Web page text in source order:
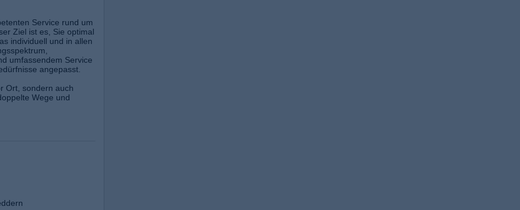
Service rund um
Ziel ist es, Sie optimal
individuell und in allen
umfassendem Service
angepasst.
Ort, sondern auch
Wege und